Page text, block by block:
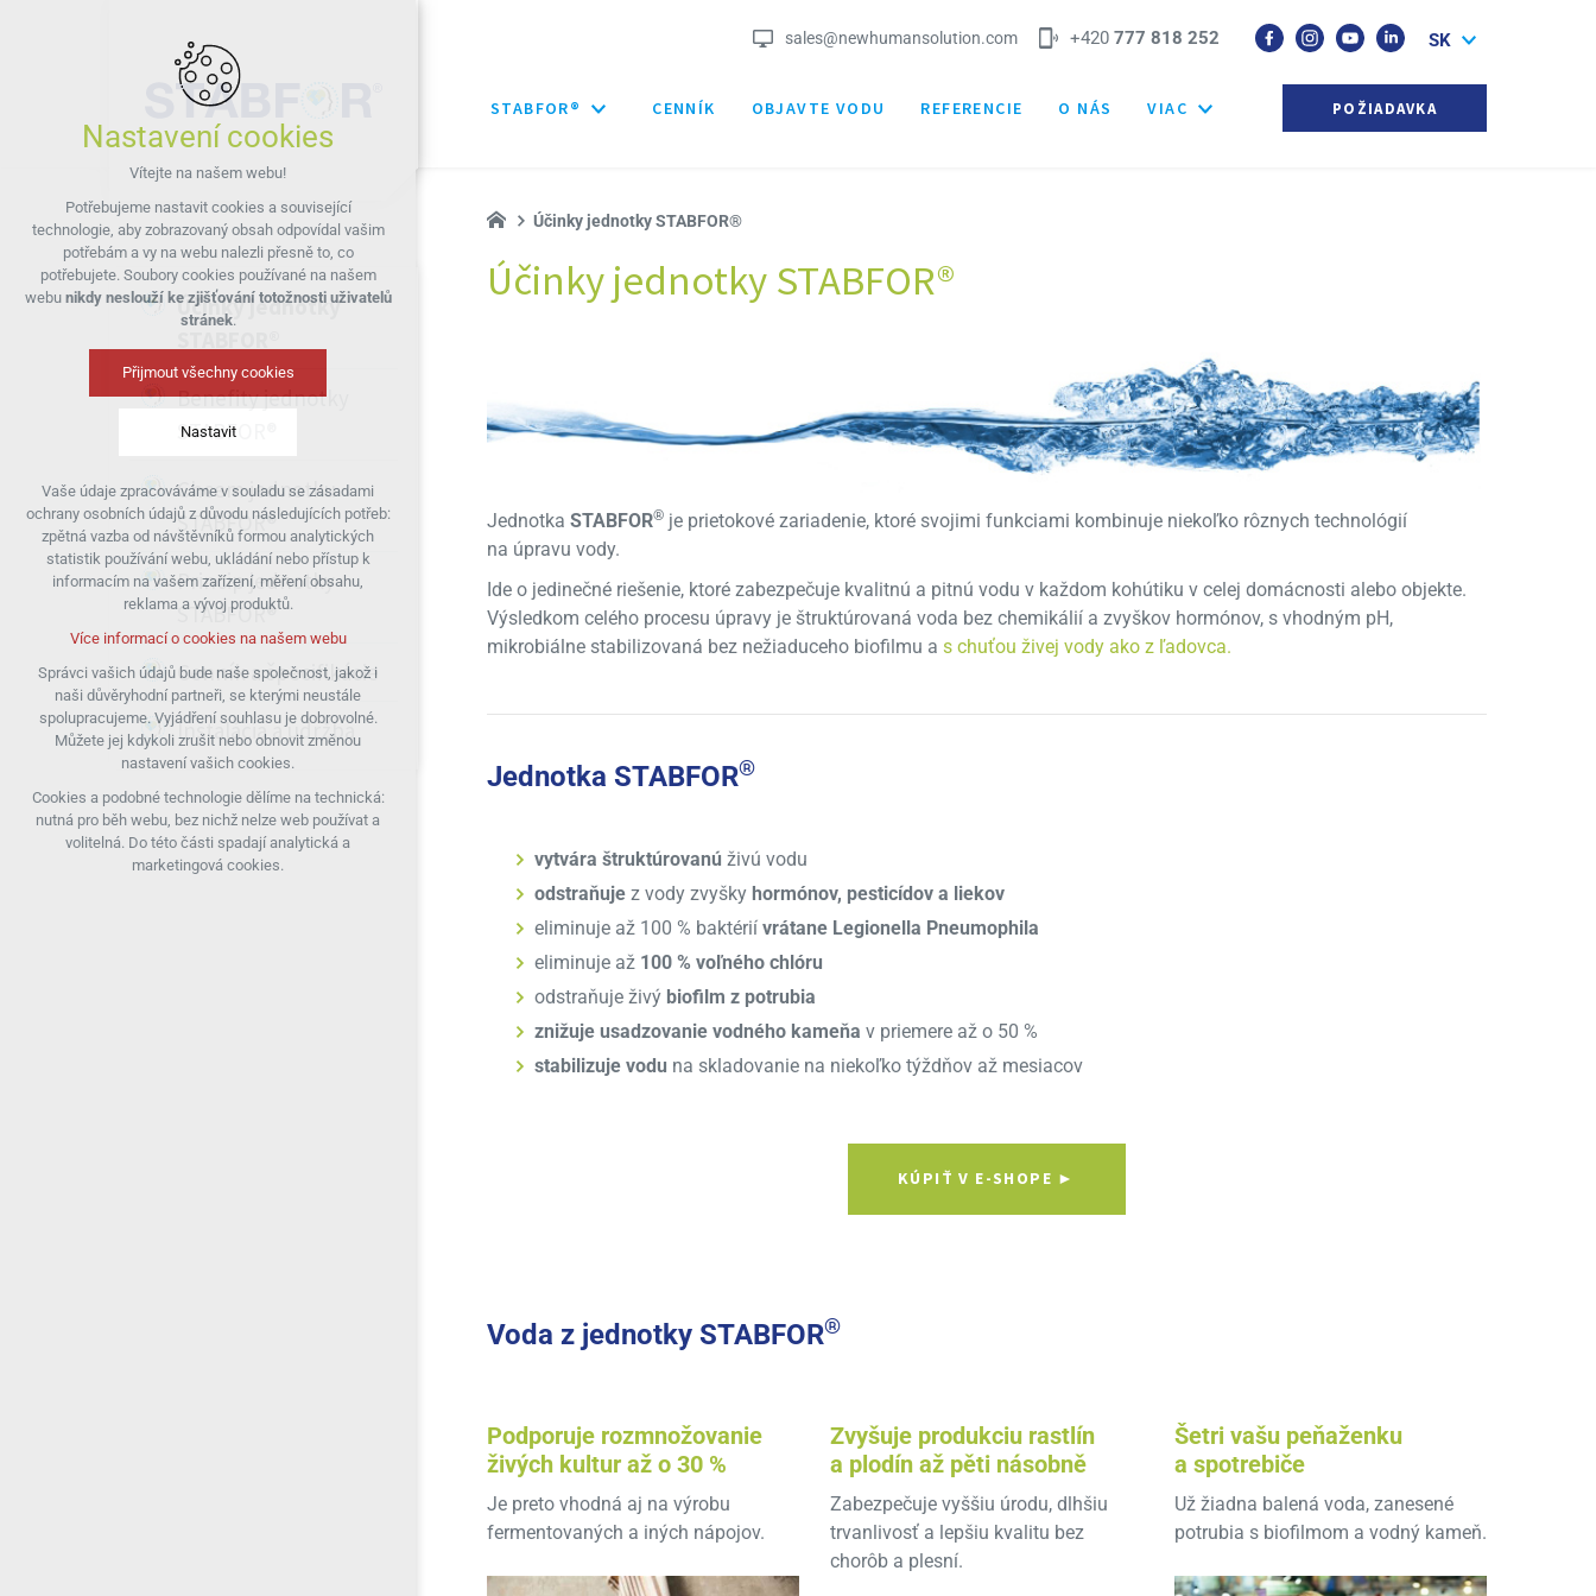
sales@newhumansolution.com +420 777 818 252 SK
STABFOR® CENNÍK OBJAVTE VODU REFERENCIE O NÁS VIAC POŽIADAVKA
Účinky jednotky
Benefity jednotky
STABFOR®
Chcem jednotku
STABFOR®
Princip jednotky
STABFOR®
Cenník a špecifikácie
Inštalácia a údržba
Účinky jednotky STABFOR®
Účinky jednotky STABFOR®
Jednotka STABFOR® je prietokové zariadenie, ktoré svojimi funkciami kombinuje niekoľko rôznych technológií
na úpravu vody.
Ide o jedinečné riešenie, ktoré zabezpečuje kvalitnú a pitnú vodu v každom kohútiku v celej domácnosti alebo objekte.
Výsledkom celého procesu úpravy je štruktúrovaná voda bez chemikálií a zvyškov hormónov, s vhodným pH,
mikrobiálne stabilizovaná bez nežiaduceho biofilmu a s chuťou živej vody ako z ľadovca.
Jednotka STABFOR®
vytvára štruktúrovanú živú vodu
odstraňuje z vody zvyšky hormónov, pesticídov a liekov
eliminuje až 100 % baktérií vrátane Legionella Pneumophila
eliminuje až 100 % voľného chlóru
odstraňuje živý biofilm z potrubia
znižuje usadzovanie vodného kameňa v priemere až o 50 %
stabilizuje vodu na skladovanie na niekoľko týždňov až mesiacov
KÚPIŤ V E-SHOPE ►
Voda z jednotky STABFOR®
Podporuje rozmnožovanie
živých kultur až o 30 %
Je preto vhodná aj na výrobu
fermentovaných a iných nápojov.
Zvyšuje produkciu rastlín
a plodín až pěti násobně
Zabezpečuje vyššiu úrodu, dlhšiu
trvanlivosť a lepšiu kvalitu bez
chorôb a plesní.
Šetri vašu peňaženku
a spotrebiče
Už žiadna balená voda, zanesené
potrubia s biofilmom a vodný kameň.
Nastavení cookies
Vítejte na našem webu!
Potřebujeme nastavit cookies a související
technologie, aby zobrazovaný obsah odpovídal vašim
potřebám a vy na webu nalezli přesně to, co
potřebujete. Soubory cookies používané na našem
webu nikdy neslouží ke zjišťování totožnosti uživatelů
stránek.
Přijmout všechny cookies
Nastavit
Technická cookies
nutná pro provozování webu
udržení kontextu stránek (session):
případná přihlášení, volby jazyka, apod.
analytická pro anonymizované vyhodnocení
návštěvnosti
marketingová cookies (Google)
Více informací o cookies na našem webu
Přijmout všechny cookies
Odmítnout vše
Vaše údaje zpracováváme v souladu se zásadami
ochrany osobních údajů z důvodu následujících potřeb:
zpětná vazba od návštěvníků formou analytických
statistik používání webu, ukládání nebo přístup k
informacím na vašem zařízení, měření obsahu,
reklama a vývoj produktů.
Více informací o cookies na našem webu
Správci vašich údajů bude naše společnost, jakož i
naši důvěryhodní partneři, se kterými neustále
spolupracujeme. Vyjádření souhlasu je dobrovolné.
Můžete jej kdykoli zrušit nebo obnovit změnou
nastavení vašich cookies.
Cookies a podobné technologie dělíme na technická:
nutná pro běh webu, bez nichž nelze web používat a
volitelná. Do této části spadají analytická a
marketingová cookies.